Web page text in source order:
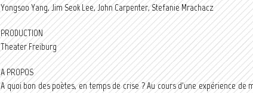
Yongsoo Yang, Jim Seok Lee, John Carpenter, Stefanie Mrachacz
PRODUCTION
Theater Freiburg
A PROPOS
A quoi bon des poètes, en temps de crise ? Au cours d'une expérience de